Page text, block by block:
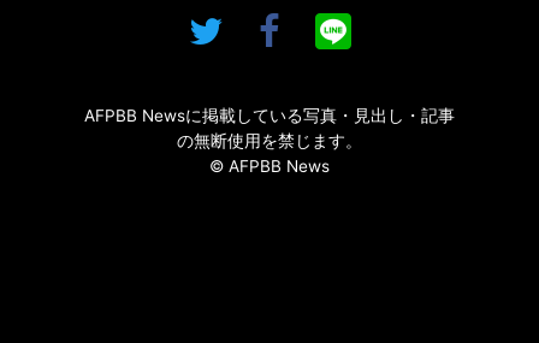
AFPBB Newsに掲載している写真・見出し・記事
の無断使用を禁じます。
© AFPBB News